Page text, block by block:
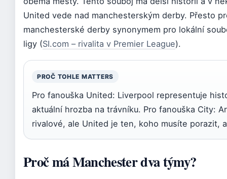
United vede nad manchesterským derby. Přesto
manchesterské derby synonymem pro lokální
ligy (SI.com – rivalita v Premier League).
PROČ TOHLE MATTERS
Pro fanouška United: Liverpool representuje
aktuální hrozba na trávníku. Pro fanouška City:
rivalové, ale United je ten, koho musíte porazit,
Proč má Manchester dva týmy?